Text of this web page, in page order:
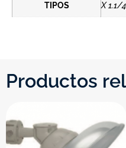
TIPOS X 1.1/
Productos